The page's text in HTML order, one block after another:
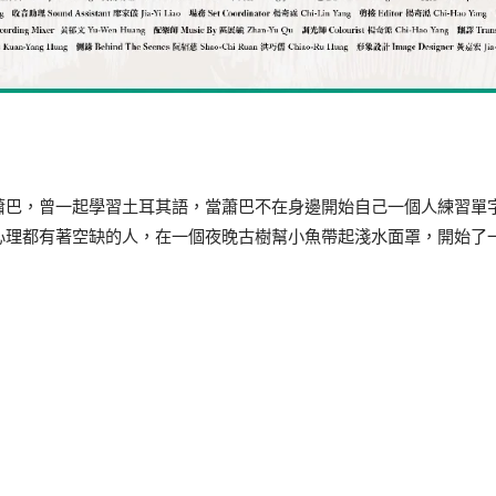
，曾一起學習土耳其語，當蕭巴不在身邊開始自己一個人練習單
都有著空缺的人，在一個夜晚古樹幫小魚帶起淺水面罩，開始了